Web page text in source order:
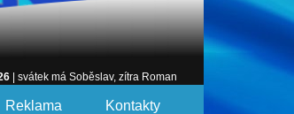
| svátek má Soběslav, zítra Roman
Reklama Kontakty